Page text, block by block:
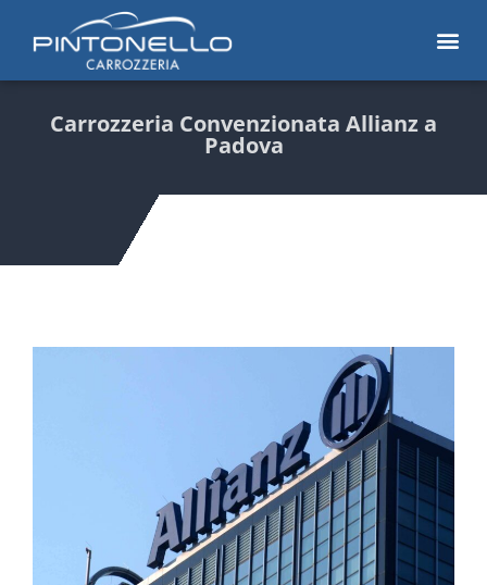
Carrozzeria Convenzionata Allianz a
Padova